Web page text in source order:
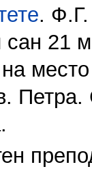
.
сан 21